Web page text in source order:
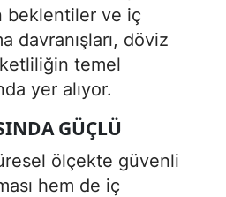
beklentiler ve iç
davranışları, döviz
temel
yer alıyor.
GÜÇLÜ
ölçekte güvenli
hem de iç